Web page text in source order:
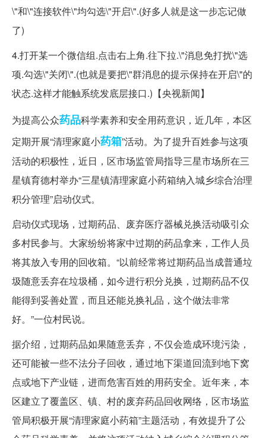
\"和\"连接软件\"均勾选\"开启\".(好多人就是这一步忘记做
了)
4.打开某一个微信组.点击右上角.往下拉.\"消息免打扰\"选
项.勾选\"关闭\".(也就是要把\"群消息的提示保持在开启\"的
状态.这样才能触系统发底层接口.)【央视新闻】
为提高公众药品科学素养和安全用药意识，近几年，本区
定期开展“清理家庭小药箱”活动。为了提升百姓参与这项
活动的积极性，近日，区市场监管局指导三星市场所在三
星镇育德村举办“三星镇清理家庭小药箱纳入城乡综合治理
积分管理”启动仪式。
启动仪式现场，过期药品、废弃医疗器械兑换活动吸引众
多村民参与。大家纷纷将家中过期的药品拿来，工作人员
将其放入专用的回收箱。“以前经常将过期药品当成普通垃
圾随意丢弃在垃圾桶，如今进行积分兑换，过期药品不仅
能得到妥善处置，而且还能兑换礼品，这个做法非常
好。”一位村民说。
据介绍，过期药品如果随意丢弃，不仅会造成环境污染，
还可能被一些不法分子回收，通过地下渠道回流到地下窝
点或地下产业链，进而危害百姓的用药安全。近年来，本
区建立了覆盖区、镇、村的废弃药品回收网络，区市场监
管局积极开展“清理家庭小药箱”主题活动，有效提升了公